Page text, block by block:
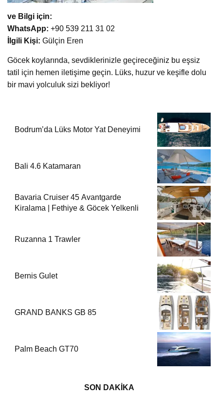
ve Bilgi için:
WhatsApp: +90 539 211 31 02
İlgili Kişi: Gülçin Eren
Göcek koylarında, sevdiklerinizle geçireceğiniz bu eşsiz
tatil için hemen iletişime geçin. Lüks, huzur ve keşifle dolu
bir mavi yolculuk sizi bekliyor!
Bodrum’da Lüks Motor Yat Deneyimi
Bali 4.6 Katamaran
Bavaria Cruiser 45 Avantgarde
Kiralama | Fethiye & Göcek Yelkenli
Ruzanna 1 Trawler
Bernis Gulet
GRAND BANKS GB 85
Palm Beach GT70
SON DAKİKA